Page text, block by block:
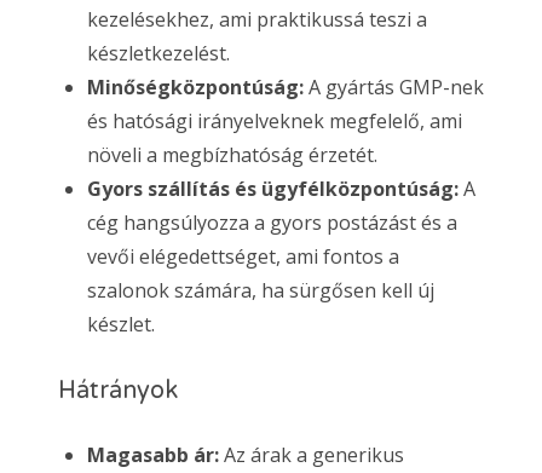
kezelésekhez, ami praktikussá teszi a
készletkezelést.
Minőségközpontúság:A gyártás GMP-nek
és hatósági irányelveknek megfelelő, ami
növeli a megbízhatóság érzetét.
Gyors szállítás és ügyfélközpontúság:A
cég hangsúlyozza a gyors postázást és a
vevői elégedettséget, ami fontos a
szalonok számára, ha sürgősen kell új
készlet.
Hátrányok
Magasabb ár:Az árak a generikus